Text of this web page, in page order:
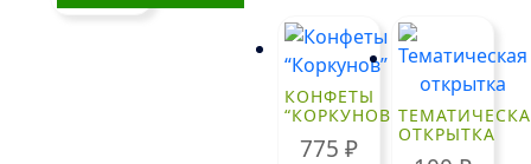
КОНФЕТЫ
“КОРКУНОВ”
775₽
ОТКРЫТКА